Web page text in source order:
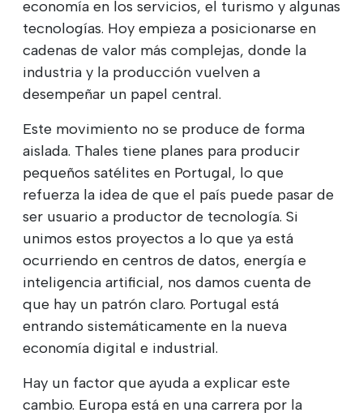
economía en los servicios, el turismo y algunas
tecnologías. Hoy empieza a posicionarse en
cadenas de valor más complejas, donde la
industria y la producción vuelven a
desempeñar un papel central.
Este movimiento no se produce de forma
aislada. Thales tiene planes para producir
pequeños satélites en Portugal, lo que
refuerza la idea de que el país puede pasar de
ser usuario a productor de tecnología. Si
unimos estos proyectos a lo que ya está
ocurriendo en centros de datos, energía e
inteligencia artificial, nos damos cuenta de
que hay un patrón claro. Portugal está
entrando sistemáticamente en la nueva
economía digital e industrial.
Hay un factor que ayuda a explicar este
cambio. Europa está en una carrera por la